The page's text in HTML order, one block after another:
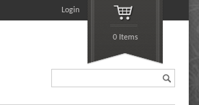
Login
0 Items